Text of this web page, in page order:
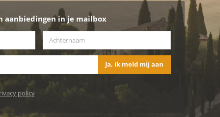
aanbiedingen in je mailbox
Ja, ik meld mij aan
policy